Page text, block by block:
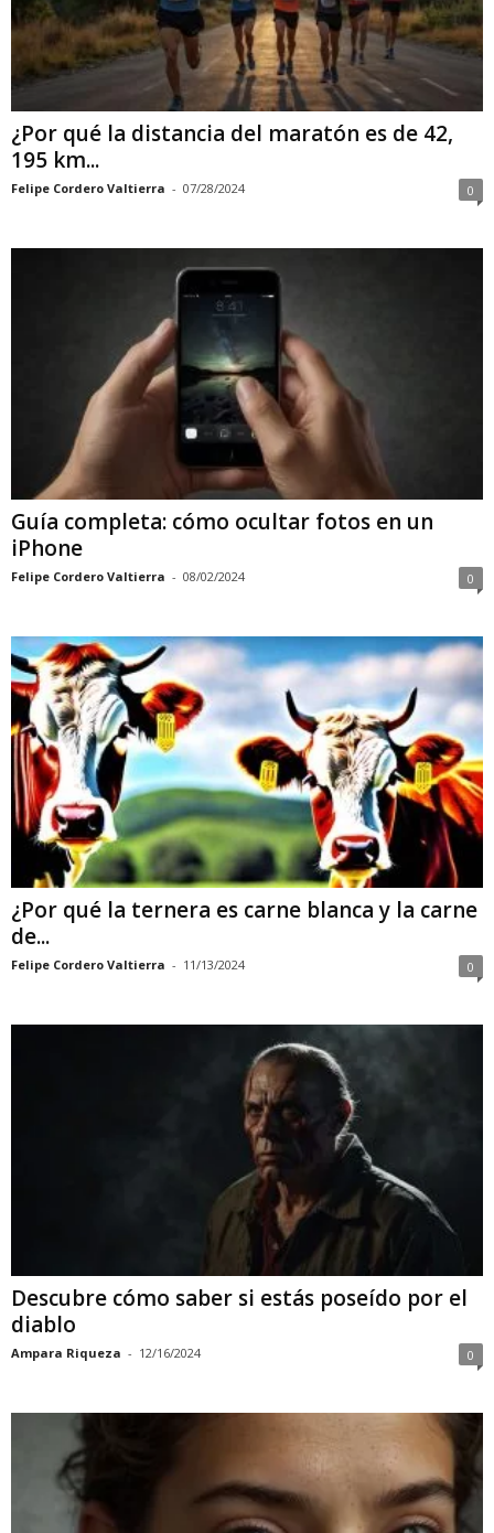
¿Por qué la distancia del maratón es de 42,
195 km...
Felipe Cordero Valtierra - 07/28/2024 0
Guía completa: cómo ocultar fotos en un
iPhone
Felipe Cordero Valtierra - 08/02/2024 0
¿Por qué la ternera es carne blanca y la carne
de...
Felipe Cordero Valtierra - 11/13/2024 0
Descubre cómo saber si estás poseído por el
diablo
Ampara Riqueza - 12/16/2024 0